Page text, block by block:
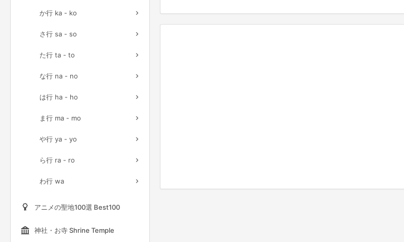
か行 ka - ko
さ行 sa - so
た行 ta - to
な行 na - no
は行 ha - ho
ま行 ma - mo
や行 ya - yo
ら行 ra - ro
わ行 wa
アニメの聖地100選 Best100
神社・お寺 Shrine Temple